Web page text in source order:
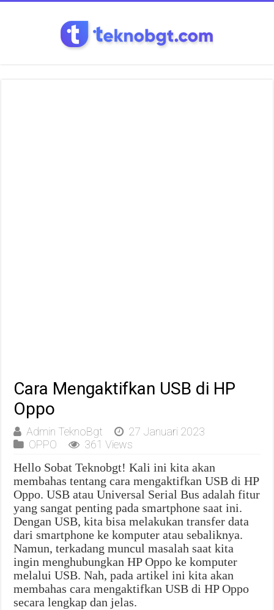
Cara Mengaktifkan USB di HP
Oppo
Admin TeknoBgt
27 Januari 2023
OPPO
361 Views
Hello Sobat Teknobgt! Kali ini kita akan
membahas tentang cara mengaktifkan USB di HP
Oppo. USB atau Universal Serial Bus adalah fitur
yang sangat penting pada smartphone saat ini.
Dengan USB, kita bisa melakukan transfer data
dari smartphone ke komputer atau sebaliknya.
Namun, terkadang muncul masalah saat kita
ingin menghubungkan HP Oppo ke komputer
melalui USB. Nah, pada artikel ini kita akan
membahas cara mengaktifkan USB di HP Oppo
secara lengkap dan jelas.